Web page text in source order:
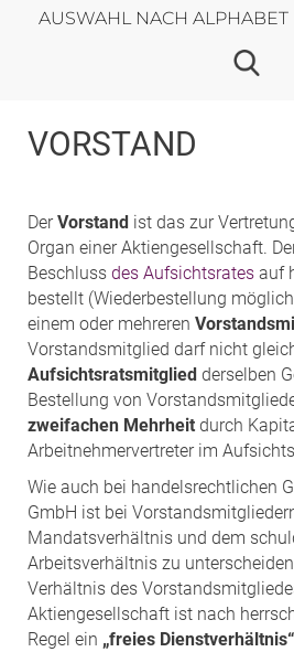
AUSWAHL NACH ALPHABET
VORSTAND
DerVorstand ist das zur
Organ einer Aktiengesellschaft.
Beschluss des Aufsichtsrates auf
bestellt (Wiederbestellung
einem oder mehreren
Vorstandsmitglied darf nicht
Aufsichtsratsmitglied derselben
Bestellung von
zweifachen Mehrheit durch
Arbeitnehmervertreter im
Wie auch bei handelsrechtlichen
GmbH ist bei
Mandatsverhältnis und dem
Arbeitsverhältnis zu
Verhältnis des
Aktiengesellschaft ist nach
Regel ein „freies Dienstverhältnis“